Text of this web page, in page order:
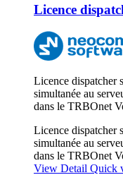
Licence
Licence dispatcher
simultanée au
dans le TRBOnet
Licence dispatcher
simultanée au
dans le TRBOnet
View Detail Quick